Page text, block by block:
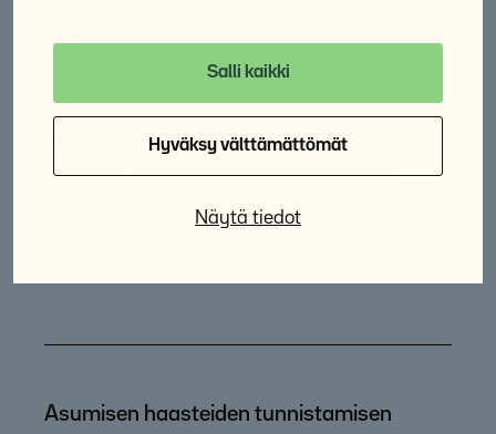
Salli kaikki
Hyväksy välttämättömät
Näytä tiedot
KAIKKI AINEISTOT
Opinnäytetyö: Asunnottomuuden
merkitys psyykkiselle ja sosiaaliselle
Asumisen haasteiden tunnistamisen